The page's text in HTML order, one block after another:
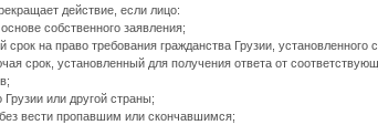
действие, если лицо:
собственного заявления;
на право требования гражданства Грузии, установленного
срок, установленный для получения ответа от
или другой страны;
вести пропавшим или скончавшимся;